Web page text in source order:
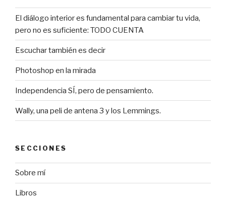
El diálogo interior es fundamental para cambiar tu vida,
pero no es suficiente: TODO CUENTA
Escuchar también es decir
Photoshop en la mirada
Independencia SÍ, pero de pensamiento.
Wally, una peli de antena 3 y los Lemmings.
SECCIONES
Sobre mí
Libros